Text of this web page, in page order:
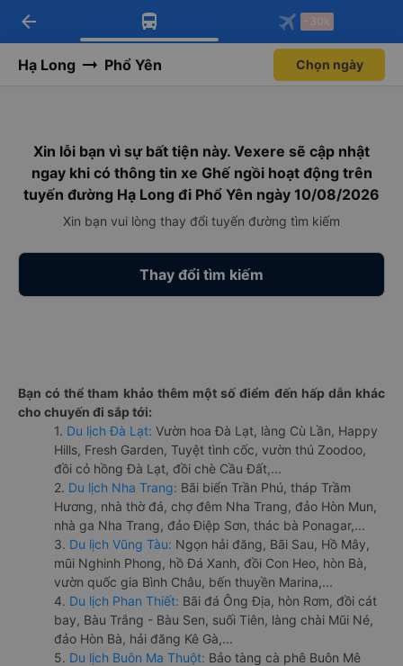
Tải app Vexere ngay!
Nhận ưu đãi thành viên độc
Mở app
Tải app Vexere
-30k/ghế khi đặt vé máy bay qua
Mở app
arrow_back -30k
Hạ Long Phổ Yên Chọn ngày
Xin lỗi bạn vì sự bất tiện này. Vexere sẽ cập nhật
ngay khi có thông tin xe Ghế ngồi hoạt động trên
tuyến đường Hạ Long đi Phổ Yên ngày 10/08/2026
Xin bạn vui lòng thay đổi tuyến đường tìm kiếm
Thay đổi tìm kiếm
Bạn có thể tham khảo thêm một số điểm đến hấp dẫn khác
cho chuyến đi sắp tới:
1. Du lịch Đà Lạt: Vườn hoa Đà Lạt, làng Cù Lần, Happy
Hills, Fresh Garden, Tuyệt tình cốc, vườn thú Zoodoo,
đồi cỏ hồng Đà Lạt, đồi chè Cầu Đất,...
2. Du lịch Nha Trang: Bãi biển Trần Phú, tháp Trầm
Hương, nhà thờ đá, chợ đêm Nha Trang, đảo Hòn Mun,
nhà ga Nha Trang, đảo Điệp Sơn, thác bà Ponagar,...
3. Du lịch Vũng Tàu: Ngọn hải đăng, Bãi Sau, Hồ Mây,
mũi Nghinh Phong, hồ Đá Xanh, đồi Con Heo, hòn Bà,
vườn quốc gia Bình Châu, bến thuyền Marina,...
4. Du lịch Phan Thiết: Bãi đá Ông Địa, hòn Rơm, đồi cát
bay, Bàu Trắng - Bàu Sen, suối Tiên, làng chài Mũi Né,
đảo Hòn Bà, hải đăng Kê Gà,...
5. Du lịch Buôn Ma Thuột: Bảo tàng cà phê Buôn Mê